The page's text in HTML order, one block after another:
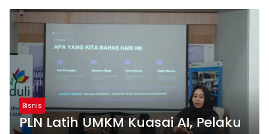
Bisnis
PLN Latih UMKM Kuasai AI, Pelaku